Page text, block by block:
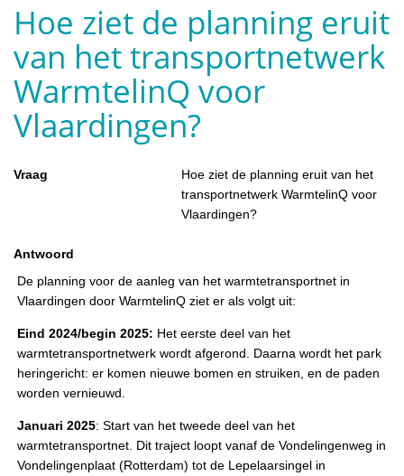
Hoe ziet de planning eruit
van het transportnetwerk
WarmtelinQ voor
Vlaardingen?
Vraag
Hoe ziet de planning eruit van het
transportnetwerk WarmtelinQ voor
Vlaardingen?
Antwoord
De planning voor de aanleg van het warmtetransportnet in
Vlaardingen door WarmtelinQ ziet er als volgt uit:
Eind 2024/begin 2025: Het eerste deel van het
warmtetransportnetwerk wordt afgerond. Daarna wordt het park
heringericht: er komen nieuwe bomen en struiken, en de paden
worden vernieuwd.
Januari 2025: Start van het tweede deel van het
warmtetransportnet. Dit traject loopt vanaf de Vondelingenweg in
Vondelingenplaat (Rotterdam) tot de Lepelaarsingel in